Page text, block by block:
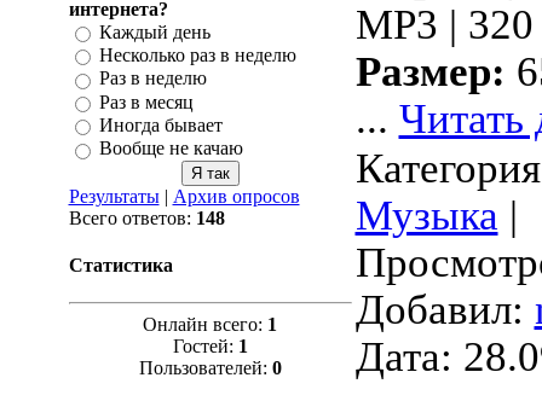
интернета?
Каждый день
Несколько раз в неделю
Раз в неделю
Раз в месяц
Иногда бывает
Вообще не качаю
Результаты| Архив опросов
Всего ответов: 148
Статистика
Онлайн всего: 1
Гостей: 1
Пользователей: 0
MP3 |
Размер:
... Читать
Музыка |
Добавил:
Дата: